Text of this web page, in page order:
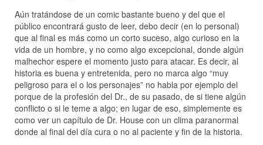
Aún tratándose de un comic bastante bueno y del que el
público encontrará gusto de leer, debo decir (en lo personal)
que al final es más como un corto suceso, algo curioso en la
vida de un hombre, y no como algo excepcional, donde algún
malhechor espere el momento justo para atacar. Es decir, al
historia es buena y entretenida, pero no marca algo “muy
peligroso para el o los personajes” no habla por ejemplo del
porque de la profesión del Dr., de su pasado, de si tiene algún
conflicto o si le teme a algo; en lugar de eso, simplemente es
como ver un capítulo de Dr. House con un clima paranormal
donde al final del día cura o no al paciente y fin de la historia.